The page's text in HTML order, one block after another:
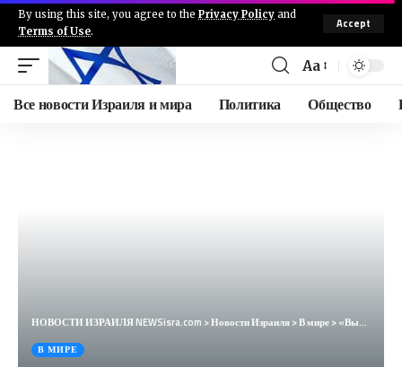
By using this site, you agree to the Privacy Policy and
Terms of Use.
Accept
Aa
Все новости Израиля и мира Политика Общество
НОВОСТИ ИЗРАИЛЯ NEWSisra.com >Новости Израиля>В мире>«Выбивает украинцев из окопов». Названо самое страшное российское оружие (JB Press, Япония)
В МИРЕ